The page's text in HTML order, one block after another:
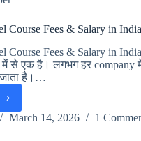
Course Fees & Salary in
Course Fees & Salary in
से एक है। लगभग हर company
जाता है।…
March 14, 2026 1